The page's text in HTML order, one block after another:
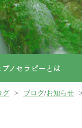
プノセラピーとは
グ ブログ/お知らせ